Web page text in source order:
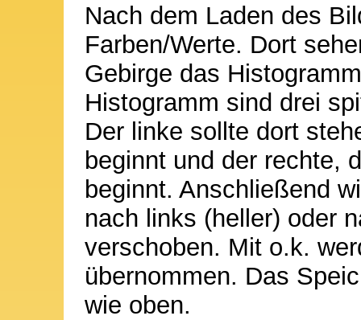
Nach dem Laden des
Farben/Werte. Dort
Gebirge das
Histogramm sind drei
Der linke sollte dort
beginnt und der rechte,
beginnt. Anschließend
nach links (heller) oder
verschoben. Mit o.k.
übernommen. Das
wie oben.